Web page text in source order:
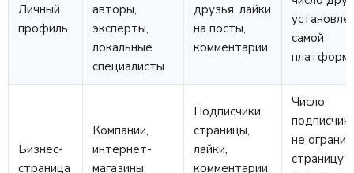
Личный
профиль
авторы,
эксперты,
локальные
специалисты
друзья, лайки
на посты,
комментарии
самой
Бизнес-
страница
Компании,
интернет-
магазины,
Подписчики
страницы,
лайки,
комментарии,
Число
не
страницу